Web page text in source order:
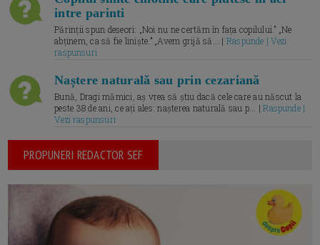
intre parinti
Părinții spun deseori: „Noi nu ne certăm în fața copilului.” „Ne
abținem, ca să fie liniște.” „Avem grijă să... | Raspunde | Vezi
raspunsuri
Naștere naturală sau prin cezariană
Bună, Dragi mămici, aș vrea să știu dacă cele care au născut la
peste 38 de ani, ce ați ales: nașterea naturală sau p... |Raspunde |
Vezi raspunsuri
PROPUNERI REDACTOR SEF